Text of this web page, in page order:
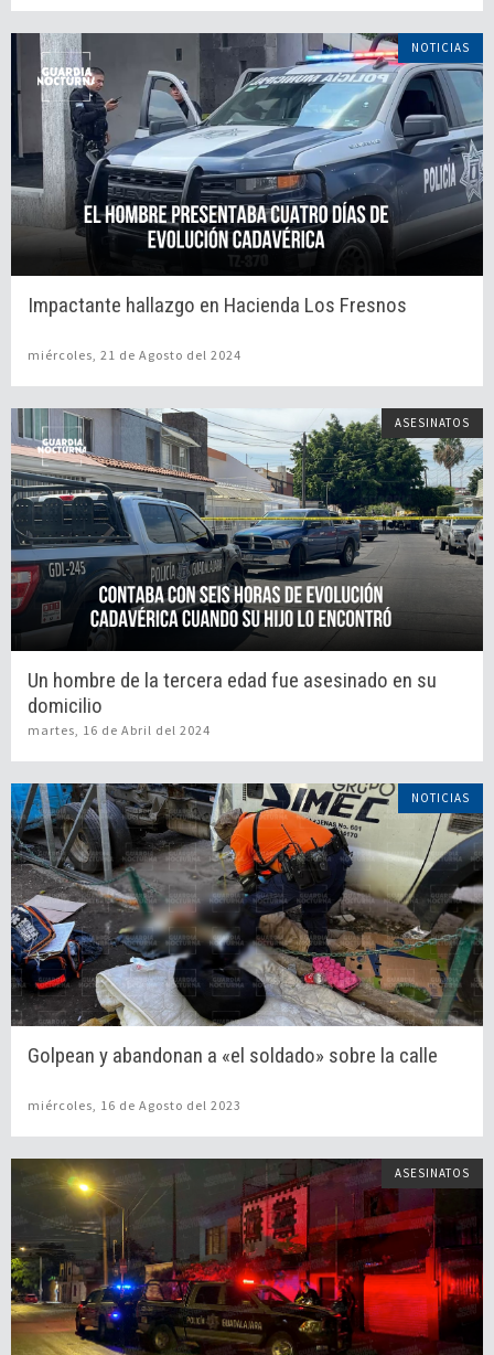
NOTICIAS
Impactante hallazgo en Hacienda Los Fresnos
miércoles, 21 de Agosto del 2024
ASESINATOS
Un hombre de la tercera edad fue asesinado en su
domicilio
martes, 16 de Abril del 2024
NOTICIAS
Golpean y abandonan a «el soldado» sobre la calle
miércoles, 16 de Agosto del 2023
ASESINATOS